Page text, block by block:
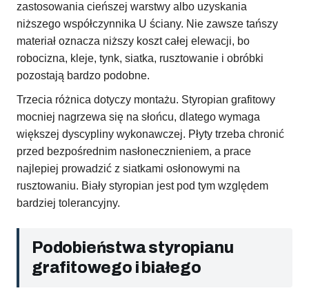
zastosowania cieńszej warstwy albo uzyskania
niższego współczynnika U ściany. Nie zawsze tańszy
materiał oznacza niższy koszt całej elewacji, bo
robocizna, kleje, tynk, siatka, rusztowanie i obróbki
pozostają bardzo podobne.
Trzecia różnica dotyczy montażu. Styropian grafitowy
mocniej nagrzewa się na słońcu, dlatego wymaga
większej dyscypliny wykonawczej. Płyty trzeba chronić
przed bezpośrednim nasłonecznieniem, a prace
najlepiej prowadzić z siatkami osłonowymi na
rusztowaniu. Biały styropian jest pod tym względem
bardziej tolerancyjny.
Podobieństwa styropianu
grafitowego i białego